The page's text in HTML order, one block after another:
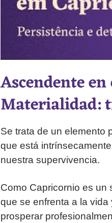
Ascendente
Materialidad:
Se trata de un elemento
que está
nuestra supervivencia.
Como Capricornio es un
que se enfrenta a la
prosperar